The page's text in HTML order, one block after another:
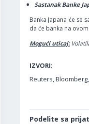
Sastanak Banke
Banka Japana će se
da će banka na
Mogući uticaj:
IZVORI:
Reuters,
Podelite sa